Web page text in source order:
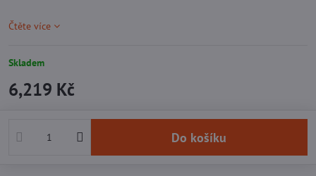
Čtěte více
Skladem
6,219 Kč
Do košíku